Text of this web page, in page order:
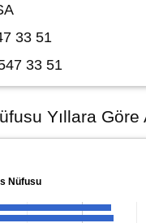
33 51
33 51
Yıllara Göre
Nüfusu